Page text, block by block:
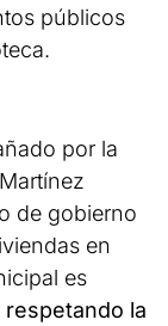
públicos
por la
de gobierno
en
es
respetando la